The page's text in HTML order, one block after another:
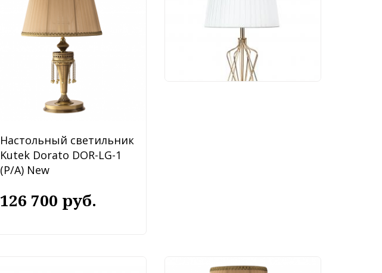
Настольный светильник
Kutek Dorato DOR-LG-1
(P/A) New
126 700 руб.
11 490 руб.